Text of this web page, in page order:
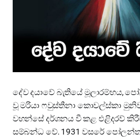
දේව දයාවේ බැතියේ මූලාරම්භය,
වූ මරියා ෆවුස්තීනා කොවල්ස්කා
වහන්සේ දර්ශනය වී කළ එළිදරව්
සම්බන්ධ වේ. 1931 වසරේ